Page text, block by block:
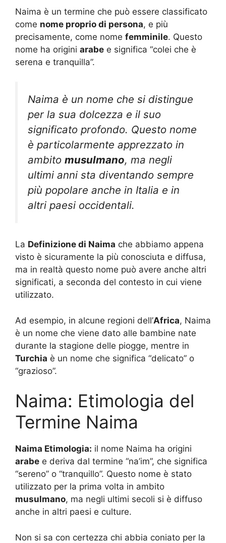
Naima è un termine che può essere classificato
come nome proprio di persona, e più
precisamente, come nome femminile. Questo
nome ha origini arabe e significa “colei che è
serena e tranquilla”.
Naima è un nome che si distingue
per la sua dolcezza e il suo
significato profondo. Questo nome
è particolarmente apprezzato in
ambito musulmano, ma negli
ultimi anni sta diventando sempre
più popolare anche in Italia e in
altri paesi occidentali.
La Definizione di Naima che abbiamo appena
visto è sicuramente la più conosciuta e diffusa,
ma in realtà questo nome può avere anche altri
significati, a seconda del contesto in cui viene
utilizzato.
Ad esempio, in alcune regioni dell’Africa, Naima
è un nome che viene dato alle bambine nate
durante la stagione delle piogge, mentre in
Turchia è un nome che significa “delicato” o
“grazioso”.
Naima: Etimologia del
Termine Naima
Naima Etimologia: il nome Naima ha origini
arabe e deriva dal termine “na’im”, che significa
“sereno” o “tranquillo”. Questo nome è stato
utilizzato per la prima volta in ambito
musulmano, ma negli ultimi secoli si è diffuso
anche in altri paesi e culture.
Non si sa con certezza chi abbia coniato per la